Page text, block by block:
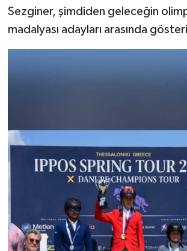
Sezginer, şimdiden geleceğin
madalyası adayları arasında